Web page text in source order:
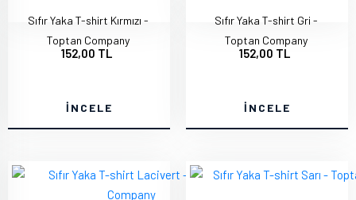
Sıfır Yaka T-shirt Kırmızı -
Toptan Company
152,00 TL
İNCELE
Sıfır Yaka T-shirt Gri -
Toptan Company
152,00 TL
İNCELE